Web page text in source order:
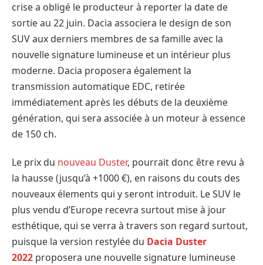
crise a obligé le producteur à reporter la date de
sortie au 22 juin. Dacia associera le design de son
SUV aux derniers membres de sa famille avec la
nouvelle signature lumineuse et un intérieur plus
moderne. Dacia proposera également la
transmission automatique EDC, retirée
immédiatement après les débuts de la deuxième
génération, qui sera associée à un moteur à essence
de 150 ch.
Le prix du nouveau Duster, pourrait donc être revu à
la hausse (jusqu’à +1000 €), en raisons du couts des
nouveaux élements qui y seront introduit. Le SUV le
plus vendu d’Europe recevra surtout mise à jour
esthétique, qui se verra à travers son regard surtout,
puisque la version restylée du Dacia Duster
2022 proposera une nouvelle signature lumineuse